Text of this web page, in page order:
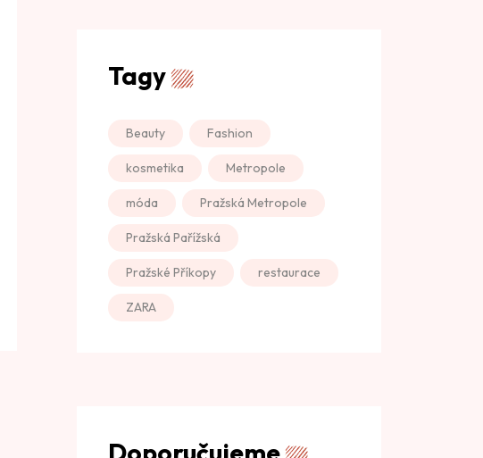
Tagy
Beauty Fashion
kosmetika Metropole
móda Pražská Metropole
Pražská Pařížská
Pražské Příkopy restaurace
ZARA